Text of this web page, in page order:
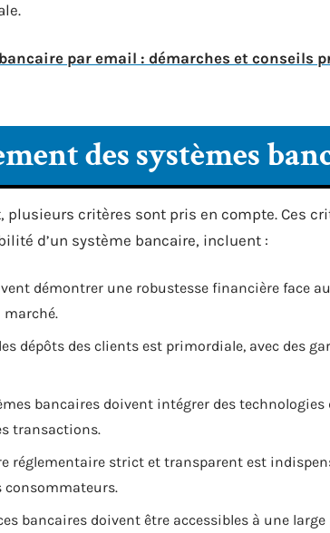
par email : démarches et conseils
des systèmes
critères sont pris en compte. Ces
d’un système bancaire, incluent :
démontrer une robustesse financière face
dépôts des clients est primordiale, avec des
bancaires doivent intégrer des
transactions.
réglementaire strict et transparent est
consommateurs.
bancaires doivent être accessibles à une